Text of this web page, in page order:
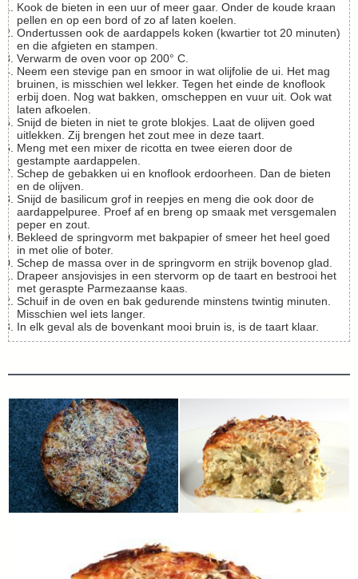
Kook de bieten in een uur of meer gaar. Onder de koude kraan
pellen en op een bord of zo af laten koelen.
Ondertussen ook de aardappels koken (kwartier tot 20 minuten)
en die afgieten en stampen.
Verwarm de oven voor op 200° C.
Neem een stevige pan en smoor in wat olijfolie de ui. Het mag
bruinen, is misschien wel lekker. Tegen het einde de knoflook
erbij doen. Nog wat bakken, omscheppen en vuur uit. Ook wat
laten afkoelen.
Snijd de bieten in niet te grote blokjes. Laat de olijven goed
uitlekken. Zij brengen het zout mee in deze taart.
Meng met een mixer de ricotta en twee eieren door de
gestampte aardappelen.
Schep de gebakken ui en knoflook erdoorheen. Dan de bieten
en de olijven.
Snijd de basilicum grof in reepjes en meng die ook door de
aardappelpuree. Proef af en breng op smaak met versgemalen
peper en zout.
Bekleed de springvorm met bakpapier of smeer het heel goed
in met olie of boter.
Schep de massa over in de springvorm en strijk bovenop glad.
Drapeer ansjovisjes in een stervorm op de taart en bestrooi het
met geraspte Parmezaanse kaas.
Schuif in de oven en bak gedurende minstens twintig minuten.
Misschien wel iets langer.
In elk geval als de bovenkant mooi bruin is, is de taart klaar.